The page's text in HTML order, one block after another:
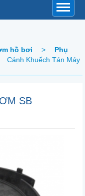
hồ bơi >
Phụ
Cánh Khuếch Tán Máy
SB